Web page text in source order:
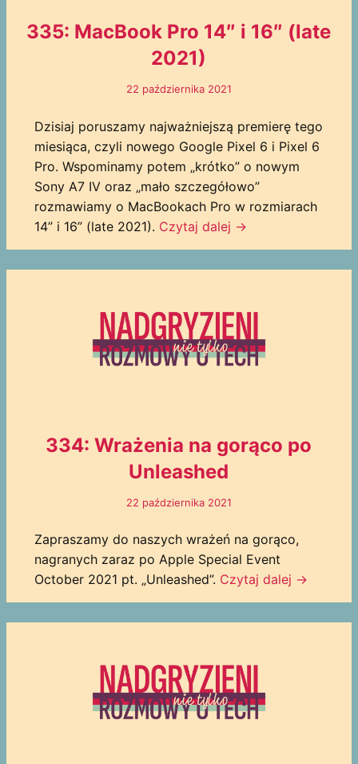
335: MacBook Pro 14″ i 16″ (late
2021)
22 października 2021
Dzisiaj poruszamy najważniejszą premierę tego
miesiąca, czyli nowego Google Pixel 6 i Pixel 6
Pro. Wspominamy potem „krótko” o nowym
Sony A7 IV oraz „mało szczegółowo”
rozmawiamy o MacBookach Pro w rozmiarach
14” i 16” (late 2021). Czytaj dalej →
334: Wrażenia na gorąco po
Unleashed
22 października 2021
Zapraszamy do naszych wrażeń na gorąco,
nagranych zaraz po Apple Special Event
October 2021 pt. „Unleashed”. Czytaj dalej →